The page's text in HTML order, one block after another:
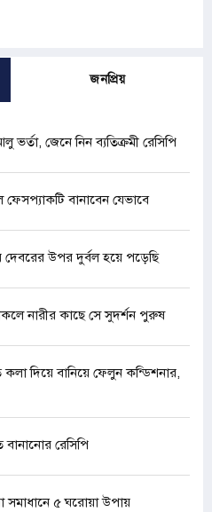
জনপ্রিয়
ভর্তা, জেনে নিন ব্যতিক্রমী রেসিপি
বানাবেন যেভাবে
দেবরের উপর দুর্বল হয়ে পড়েছি
নারীর কাছে সে সুদর্শন পুরুষ
কলা দিয়ে বানিয়ে ফেলুন কন্ডিশনার,
রেসিপি
সমাধানে ৫ ঘরোয়া উপায়